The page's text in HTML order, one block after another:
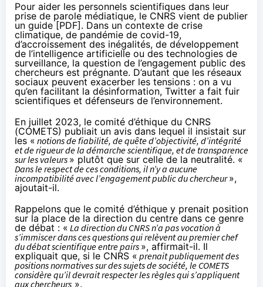
Pour aider les personnels scientifiques dans leur
prise de parole médiatique, le CNRS vient de publier
un guide [PDF]. Dans un contexte de crise
climatique, de pandémie de covid-19,
d’accroissement des inégalités, de développement
de l’intelligence artificielle ou des technologies de
surveillance, la question de l’engagement public des
chercheurs est prégnante. D’autant que les réseaux
sociaux peuvent exacerber les tensions : on a vu
qu’en facilitant la désinformation, Twitter a fait fuir
scientifiques et défenseurs de l’environnement.
En juillet 2023, le comité d’éthique du CNRS
(COMETS) publiait un avis dans lequel il insistait sur
les « notions de fiabilité, de quête d’objectivité, d’intégrité
et de rigueur de la démarche scientifique, et de transparence
sur les valeurs » plutôt que sur celle de la neutralité. «
Dans le respect de ces conditions, il n’y a aucune
incompatibilité avec l’engagement public du chercheur»,
ajoutait-il.
Rappelons que le comité d’éthique y prenait position
sur la place de la direction du centre dans ce genre
de débat : « La direction du CNRS n’a pas vocation à
s’immiscer dans ces questions qui relèvent au premier chef
du débat scientifique entre pairs », affirmait-il. Il
expliquait que, si le CNRS « prenait publiquement des
positions normatives sur des sujets de société, le COMETS
considère qu’il devrait respecter les règles qui s’appliquent
aux chercheurs ».